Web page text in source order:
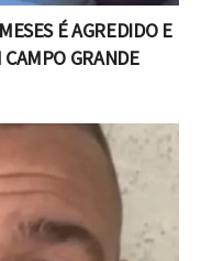
É AGREDIDO E
GRANDE